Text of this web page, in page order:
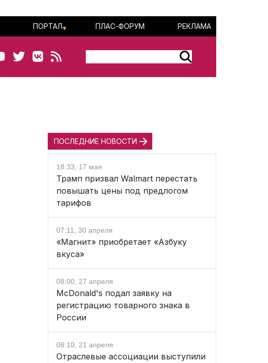
ПОРТАЛ ПЛАС-ФОРУМ РЕКЛАМА
ПОСЛЕДНИЕ НОВОСТИ
18:33, 17 мая
Трамп призвал Walmart перестать
повышать цены под предлогом
тарифов
07:11, 30 апреля
«Магнит» приобретает «Азбуку
вкуса»
08:00, 27 апреля
McDonald's подал заявку на
регистрацию товарного знака в
России
08:10, 21 апреля
Отраслевые ассоциации выступили